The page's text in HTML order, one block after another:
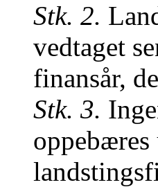
Stk. 2.
vedtaget
finansår,
Stk. 3.